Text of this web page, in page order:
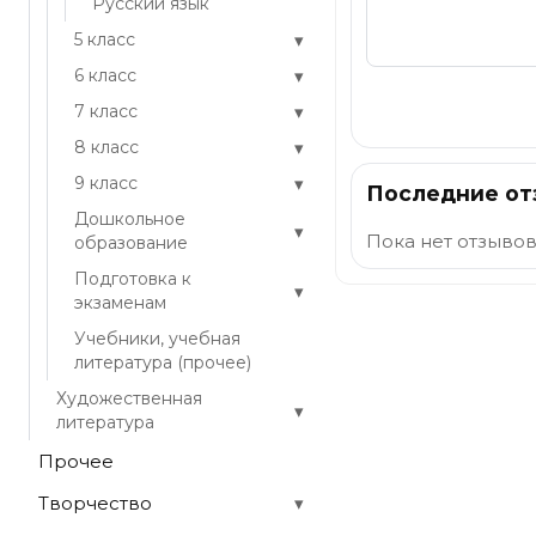
5 класс
▾
6 класс ▾
7 класс ▾
8 класс ▾
9 класс ▾
Дошкольное
образование
▾
Подготовка к
экзаменам
▾
Учебники, учебная
литература (прочее)
Художественная
литература
▾
Прочее
Творчество
▾
Последние
Пока нет